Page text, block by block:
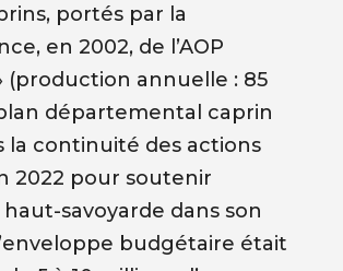
portés par la
en 2002, de l’AOP
(production annuelle : 85
départemental caprin
la continuité des actions
2022 pour soutenir
haut-savoyarde dans son
budgétaire était